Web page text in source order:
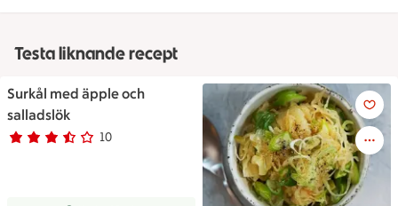
Testa liknande recept
Surkål med äpple och
salladslök
Betyg 3.7 av 5. 10
10 personer har röstat
Surkål med äpple och